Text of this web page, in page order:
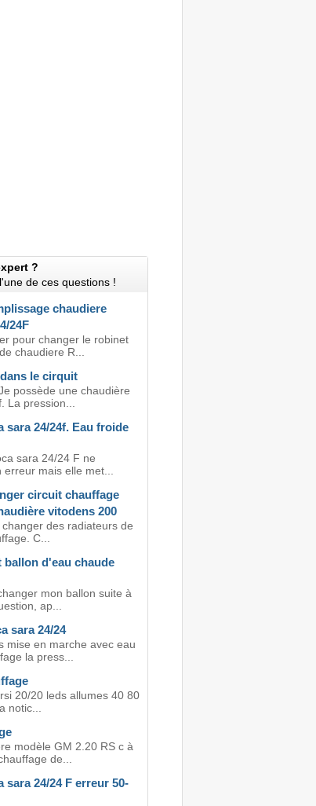
?
de ces questions !
chaudiere
24F
pour changer le robinet
chaudiere R...
le cirquit
possède une chaudière
La pression...
sara 24/24f. Eau froide
sara 24/24 F ne
mais elle met...
circuit chauffage
vitodens 200
des radiateurs de
C...
ballon d'eau chaude
mon ballon suite à
ap...
sara 24/24
mise en marche avec eau
la press...
20/20 leds allumes 40 80
notic...
modèle GM 2.20 RS c à
de...
sara 24/24 F erreur 50-